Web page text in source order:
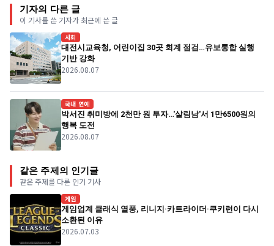
기자의 다른 글
이 기사를 쓴 기자가 최근에 쓴 글
사회
대전시교육청, 어린이집 30곳 회계 점검…유보통합 실행
기반 강화
2026.08.07
국내 연예
박서진 취미방에 2천만 원 투자…'살림남'서 1만6500원의
행복 도전
2026.08.07
같은 주제의 인기글
같은 주제를 다룬 인기 기사
게임
게임업계 클래식 열풍, 리니지·카트라이더·쿠키런이 다시
소환된 이유
2026.07.03